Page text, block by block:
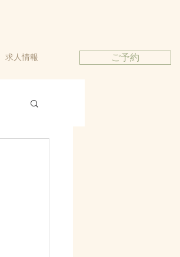
ご予約
求人情報